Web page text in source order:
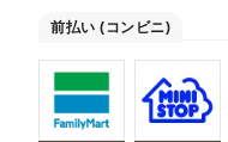
前払い (コンビニ)